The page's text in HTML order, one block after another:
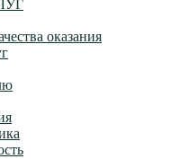
оказания